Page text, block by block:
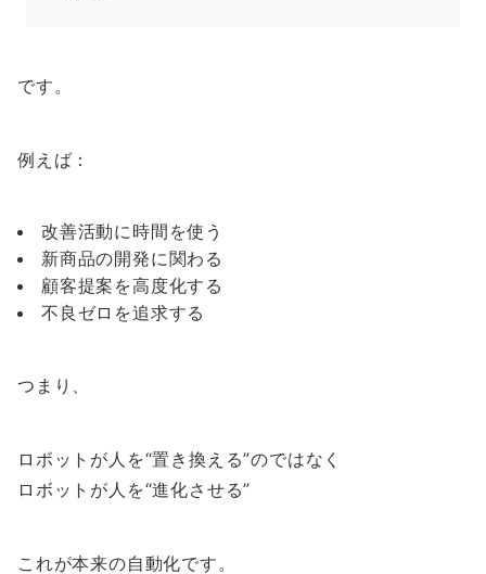
です。
例えば：
改善活動に時間を使う
新商品の開発に関わる
顧客提案を高度化する
不良ゼロを追求する
つまり、
ロボットが人を“置き換える”のではなく
ロボットが人を“進化させる”
これが本来の自動化です。